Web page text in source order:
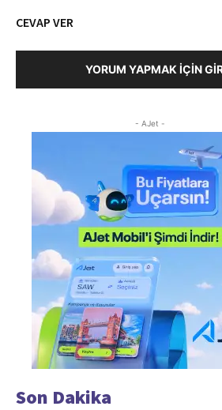
CEVAP VER
YORUM YAPMAK İÇIN
- AJet -
Son Dakika